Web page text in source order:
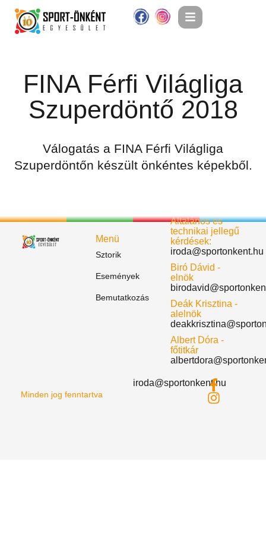
FINA Férfi Világliga
Szuperdöntő 2018
Válogatás a FINA Férfi Világliga
Szuperdöntőn készült önkéntes képekből.
Menü
Sztorik
Események
Bemutatkozás
Általános és
technikai jellegű
kérdések:
iroda@sportonkent.hu
Biró Dávid -
elnök
Deák Krisztina -
alelnök
Albert Dóra -
főtitkár
Minden jog fenntartva
iroda@sportonkent.hu